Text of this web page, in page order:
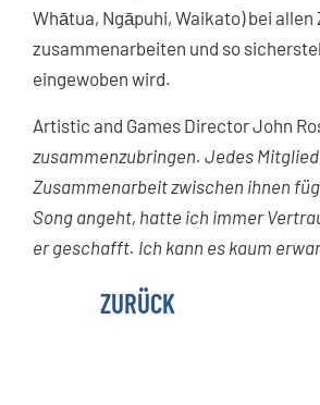
Whātua, Ngāpuhi, Waikato) bei
zusammenarbeiten und so
eingewoben wird.
Artistic and Games Director John
zusammenzubringen. Jedes
Zusammenarbeit zwischen ihnen
Song angeht, hatte ich immer
er geschafft. Ich kann es kaum
ZURÜCK